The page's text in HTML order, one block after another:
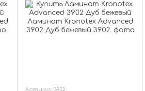
Артикул: 3902.